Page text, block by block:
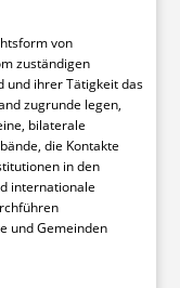
von
zuständigen
und ihrer Tätigkeit das
zugrunde legen,
bilaterale
die Kontakte
in den
internationale
und Gemeinden